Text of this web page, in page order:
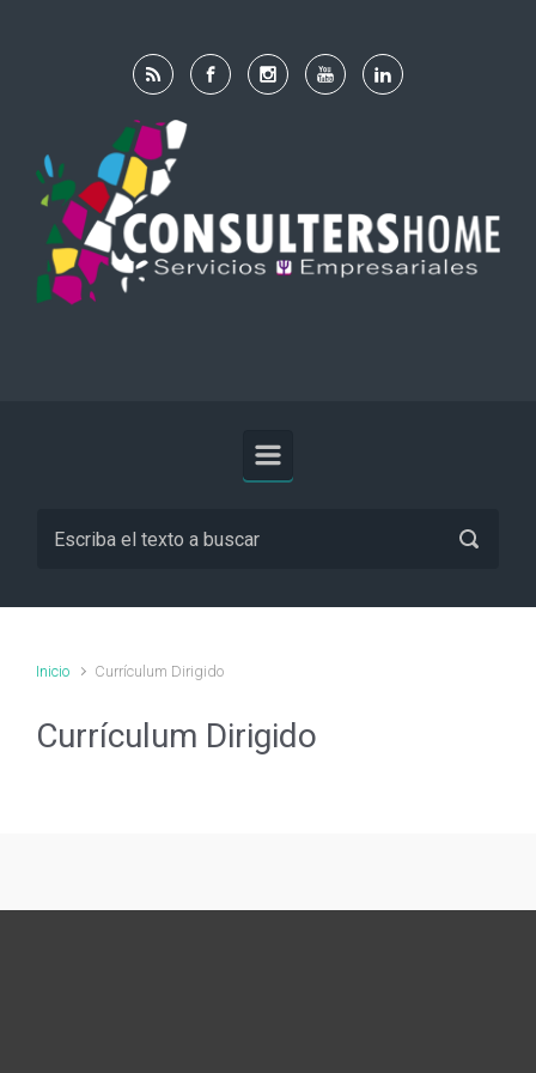
Inicio Currículum Dirigido
Currículum Dirigido